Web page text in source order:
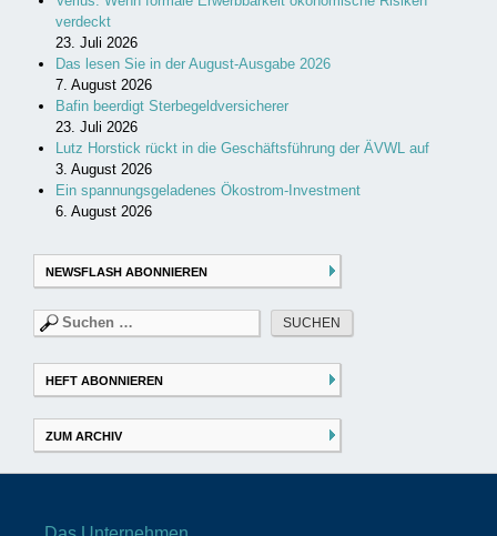
verdeckt
23. Juli 2026
Das lesen Sie in der August-Ausgabe 2026
7. August 2026
Bafin beerdigt Sterbegeldversicherer
23. Juli 2026
Lutz Horstick rückt in die Geschäftsführung der ÄVWL auf
3. August 2026
Ein spannungsgeladenes Ökostrom-Investment
6. August 2026
NEWSFLASH ABONNIEREN
Suchen
nach:
HEFT ABONNIEREN
ZUM ARCHIV